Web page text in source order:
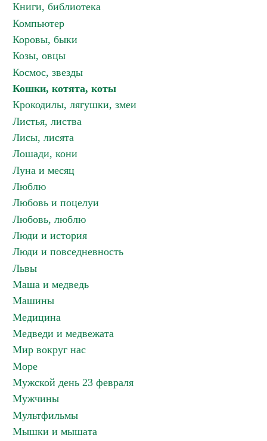
Книги, библиотека
Компьютер
Коровы, быки
Козы, овцы
Космос, звезды
Кошки, котята, коты
Крокодилы, лягушки, змеи
Листья, листва
Лисы, лисята
Лошади, кони
Луна и месяц
Люблю
Любовь и поцелуи
Любовь, люблю
Люди и история
Люди и повседневность
Львы
Маша и медведь
Машины
Медицина
Медведи и медвежата
Мир вокруг нас
Море
Мужской день 23 февраля
Мужчины
Мультфильмы
Мышки и мышата